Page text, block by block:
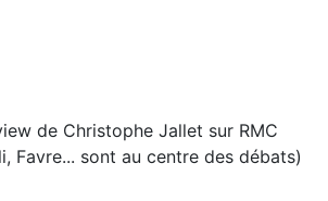
de Christophe Jallet sur RMC
Favre... sont au centre des débats)